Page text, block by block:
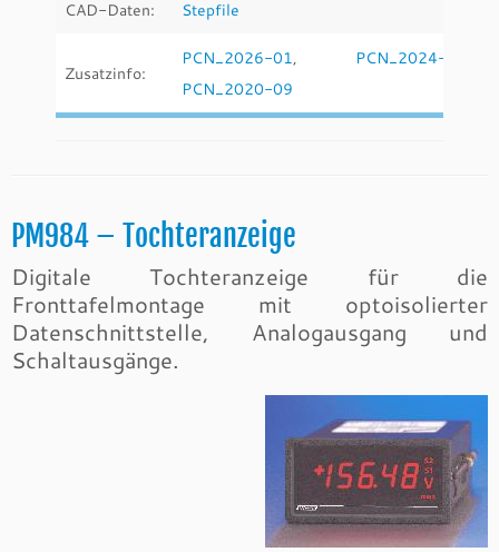
CAD-Daten: Stepfile
Zusatzinfo:
PCN_2026-01, PCN_2024-10
PCN_2020-09
PM984 – Tochteranzeige
Digitale Tochteranzeige für die
Fronttafelmontage mit optoisolierter
Datenschnittstelle, Analogausgang und
Schaltausgänge.